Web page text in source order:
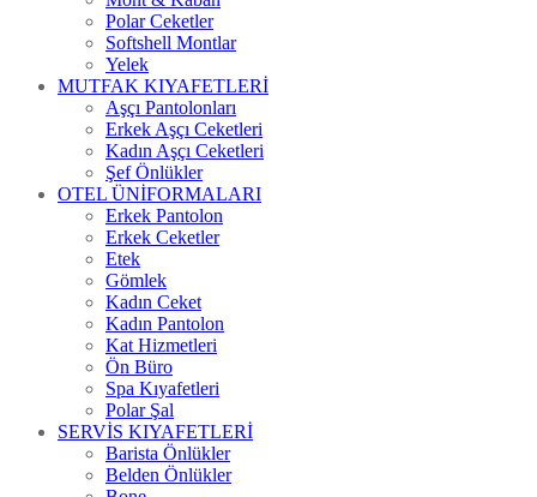
Polar Ceketler
Softshell Montlar
Yelek
MUTFAK KIYAFETLERİ
Aşçı Pantolonları
Erkek Aşçı Ceketleri
Kadın Aşçı Ceketleri
Şef Önlükler
OTEL ÜNİFORMALARI
Erkek Pantolon
Erkek Ceketler
Etek
Gömlek
Kadın Ceket
Kadın Pantolon
Kat Hizmetleri
Ön Büro
Spa Kıyafetleri
Polar Şal
SERVİS KIYAFETLERİ
Barista Önlükler
Belden Önlükler